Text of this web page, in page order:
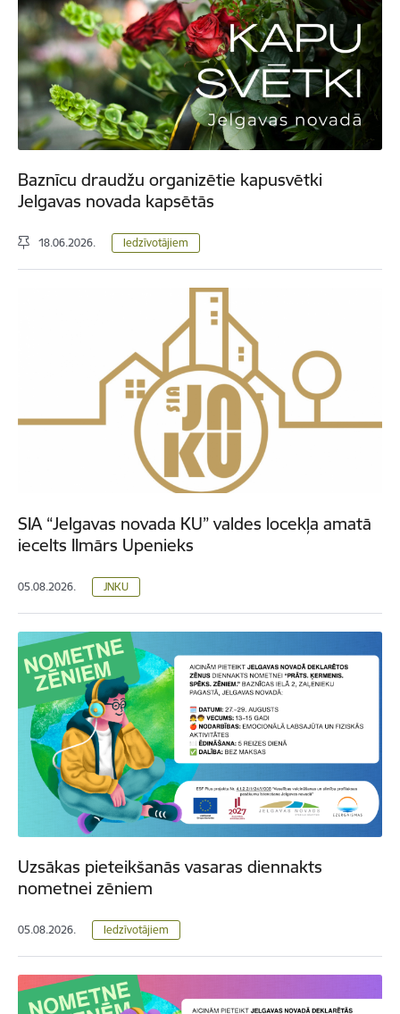
Baznīcu draudžu organizētie kapusvētki
Jelgavas novada kapsētās
18.06.2026. Iedzīvotājiem
SIA “Jelgavas novada KU” valdes locekļa amatā
iecelts Ilmārs Upenieks
05.08.2026. JNKU
Uzsākas pieteikšanās vasaras diennakts
nometnei zēniem
05.08.2026. Iedzīvotājiem